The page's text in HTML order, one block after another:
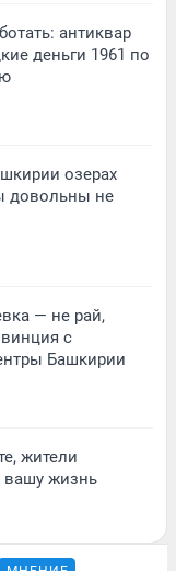
антиквар
деньги 1961 по
озерах
довольны не
— не рай,
с
Башкирии
жители
вашу жизнь